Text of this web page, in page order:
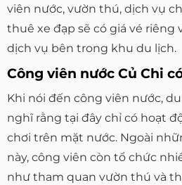
viên nước, vườn thú, dịch vụ
thuê xe đạp sẽ có giá vé riêng
dịch vụ bên trong khu du lịch.
Công viên nước Củ Chi
Khi nói đến công viên nước,
nghĩ rằng tại đây chỉ có hoạt
chơi trên mặt nước. Ngoài
này, công viên còn tổ chức
như tham quan vườn thú và